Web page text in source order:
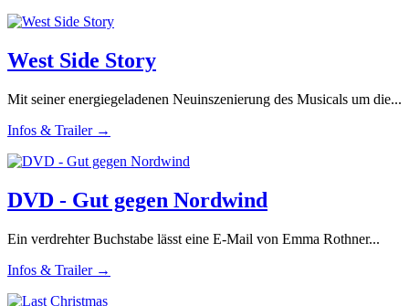
West Side Story
Mit seiner energiegeladenen Neuinszenierung des Musicals um die...
Infos & Trailer →
DVD - Gut gegen Nordwind
Ein verdrehter Buchstabe lässt eine E-Mail von Emma Rothner...
Infos & Trailer →